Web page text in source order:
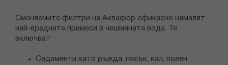
Сменяемите филтри на Аквафор ефикасно намалят
най-вредните примеси в чешмяната вода. Те
включват:
Седименти като ръжда, пясък, кал, полен